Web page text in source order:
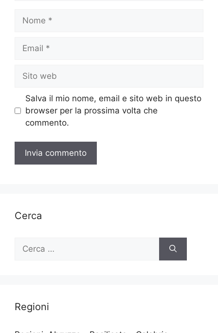
Nome
Email
Sito
web
Salva il mio nome, email e sito web in questo
browser per la prossima volta che
commento.
Cerca
per:
Regioni